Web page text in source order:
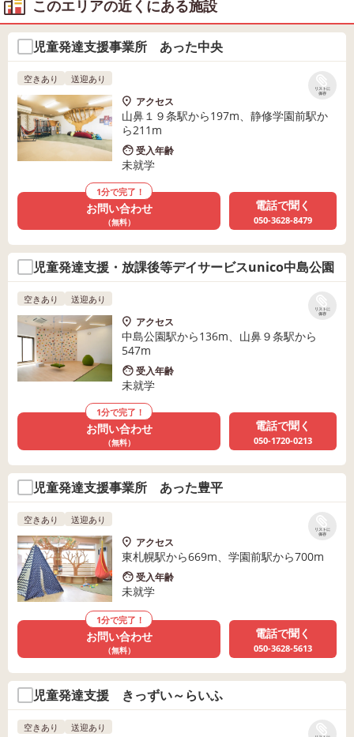
このエリアの近くにある施設
児童発達支援事業所 あった中央
リストに
保存
空きあり 送迎あり
アクセス
山鼻１９条駅から197m、静修学園前駅か
ら211m
受入年齢
未就学
1分で完了！
お問い合わせ
（無料）
電話で聞く
050-3628-8479
児童発達支援・放課後等デイサービスunico中島公園
リストに
保存
空きあり 送迎あり
アクセス
中島公園駅から136m、山鼻９条駅から
547m
受入年齢
未就学
1分で完了！
お問い合わせ
（無料）
電話で聞く
050-1720-0213
児童発達支援事業所 あった豊平
リストに
保存
空きあり 送迎あり
アクセス
東札幌駅から669m、学園前駅から700m
受入年齢
未就学
1分で完了！
お問い合わせ
（無料）
電話で聞く
050-3628-5613
児童発達支援 きっずい～らいふ
空きあり 送迎あり